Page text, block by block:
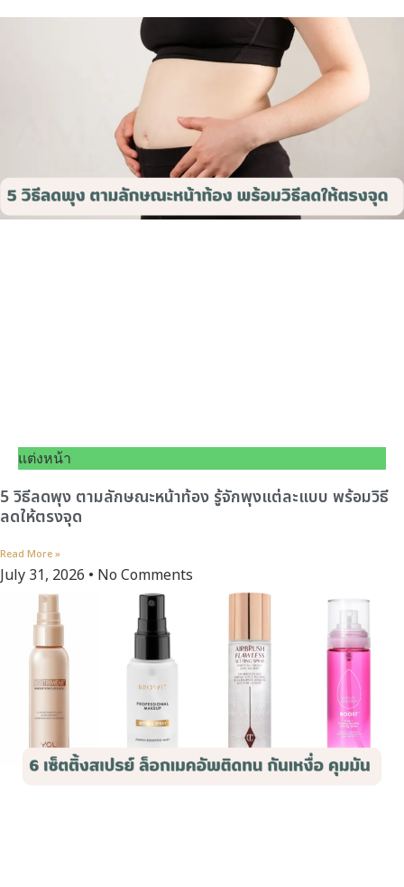
แต่งหน้า
5 วิธีลดพุง ตามลักษณะหน้าท้อง รู้จักพุงแต่ละแบบ พร้อมวิธี
ลดให้ตรงจุด
Read More »
July 31, 2026 No Comments